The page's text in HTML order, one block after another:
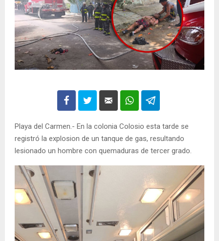
Playa del Carmen.- En la colonia Colosio esta tarde se
registró la explosion de un tanque de gas, resultando
lesionado un hombre con quemaduras de tercer grado.